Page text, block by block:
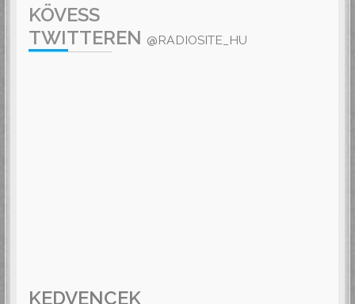
KÖVESS
TWITTEREN @RADIOSITE_HU
KEDVENCEK